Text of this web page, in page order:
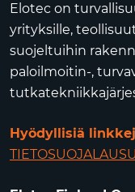
Elotec on
yrityksille,
suojeltuihin
paloilmoitin-,
Hyödyllisiä